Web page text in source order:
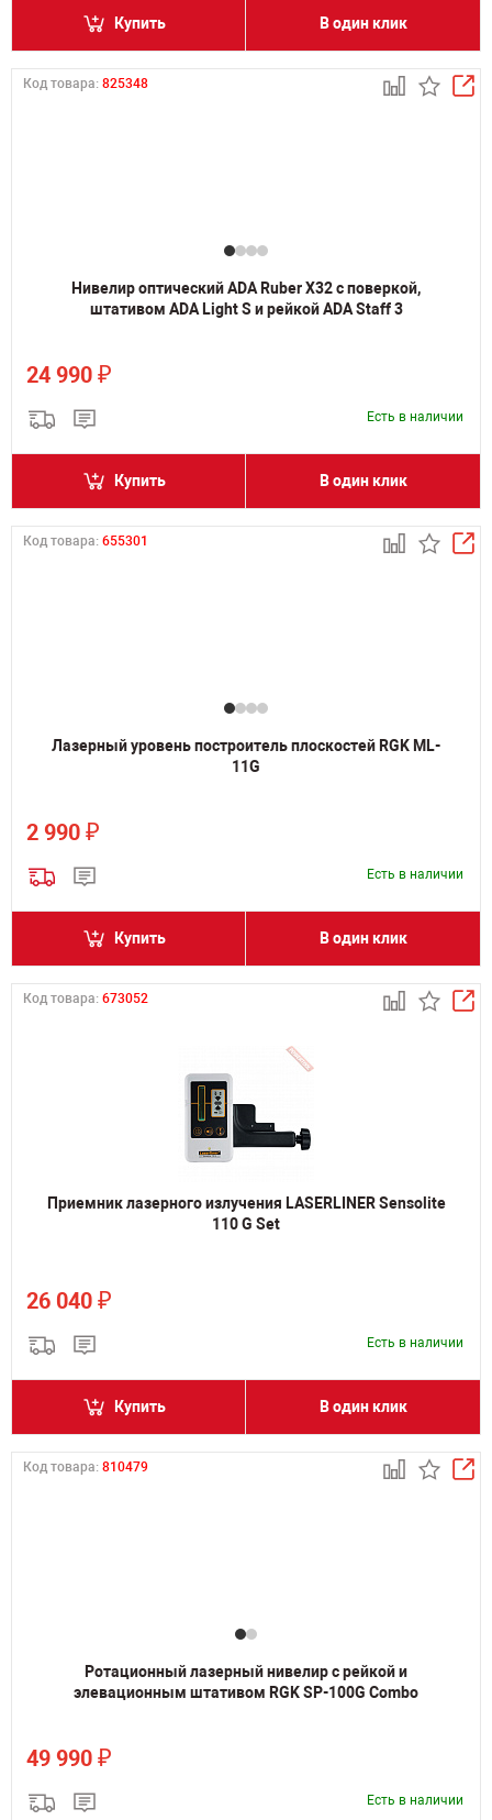
Купить В один клик
Код товара: 825348
Нивелир оптический ADA Ruber X32 с поверкой,
штативом ADA Light S и рейкой ADA Staff 3
24 990 ₽
Есть в наличии
Купить В один клик
Код товара: 655301
Лазерный уровень построитель плоскостей RGK ML-
11G
2 990 ₽
Есть в наличии
Купить В один клик
Код товара: 673052
Приемник лазерного излучения LASERLINER Sensolite
110 G Set
26 040 ₽
Есть в наличии
Купить В один клик
Код товара: 810479
Ротационный лазерный нивелир с рейкой и
элевационным штативом RGK SP-100G Combo
49 990 ₽
Есть в наличии